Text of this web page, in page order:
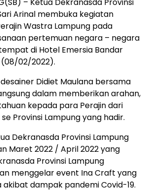
Arinal membuka kegiatan
Wastra Lampung pada
pertemuan negara – negara
di Hotel Emersia Bandar
(08/02/2022).
Didiet Maulana bersama
dalam memberikan arahan,
kepada para Perajin dari
Provinsi Lampung yang hadir.
Dekranasda Provinsi Lampung
Maret 2022 / April 2022 yang
Provinsi Lampung
menggelar event Ina Craft yang
dampak pandemi Covid-19.